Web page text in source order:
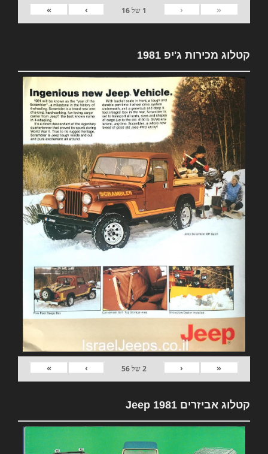
«
‹
1 של16
›
»
קטלוג מכירות ג'יפ 1981
«
‹
2של56
›
»
קטלוג אביזרים 1981 Jeep